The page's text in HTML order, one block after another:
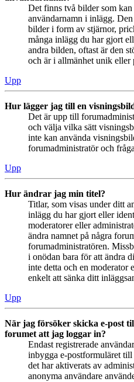
Det finns två bilder som
användarnamn i inlägg.
bilder i form av stjärnor,
många inlägg du har gjort
andra bilden, oftast är den
och är i allmänhet unik eller
Upp
Hur lägger jag till en
Det är upp till
och välja vilka sätt
inte kan använda
forumadministratör och
Upp
Hur ändrar jag min titel?
Titlar, som visas under ditt
inlägg du har gjort eller
moderatorer eller
ändra namnet på några
forumadministratören.
i onödan bara för att ändra
inte detta och en moderator
enkelt att sänka ditt
Upp
När jag försöker skicka e-post
forumet att jag loggar in?
Endast registrerade
inbygga e-postformuläret till
det har aktiverats av
anonyma användare